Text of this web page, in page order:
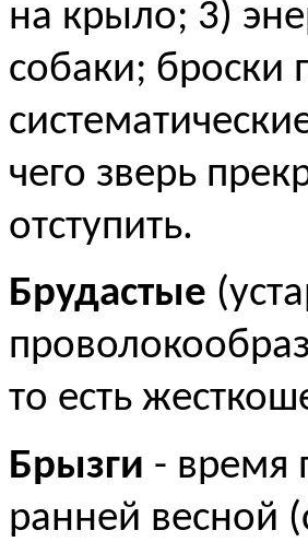
на крыло; 3)
собаки; броски
чего зверь
отступить.
Брудастые
то есть
Брызги - время
ранней весной